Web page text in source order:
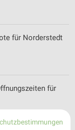
für Norderstedt
für